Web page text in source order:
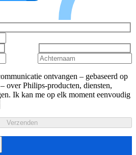
ontvangen – gebaseerd op
over Philips-producten, diensten,
Ik kan me op elk moment eenvoudig
Verzenden